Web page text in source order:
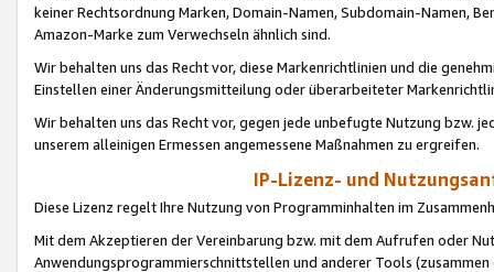
keiner Rechtsordnung Marken, Domain-Namen, Subdomain-Namen,
Amazon-Marke zum Verwechseln ähnlich sind.
Wir behalten uns das Recht vor, diese Markenrichtlinien und die
Einstellen einer Änderungsmitteilung oder überarbeiteter
Wir behalten uns das Recht vor, gegen jede unbefugte Nutzung bzw.
unserem alleinigen Ermessen angemessene Maßnahmen zu ergreifen.
IP-Lizenz- und
Diese Lizenz regelt Ihre Nutzung von Programminhalten im
Mit dem Akzeptieren der Vereinbarung bzw. mit dem Aufrufen oder
Anwendungsprogrammierschnittstellen und anderer Tools (zusammen